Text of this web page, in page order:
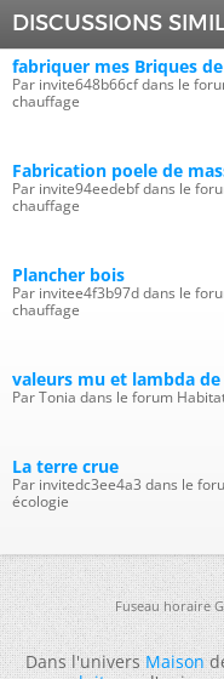
DISCUSSIONS
fabriquer mes Briques
Par invite648b66cf dans le
chauffage
Fabrication poele de
Par invite94eedebf dans le
chauffage
Plancher bois
Par invitee4f3b97d dans le
chauffage
valeurs mu et lambda
Par Tonia dans le forum
La terre crue
Par invitedc3ee4a3 dans le
écologie
Fuseau horaire
Dans l'universMaison